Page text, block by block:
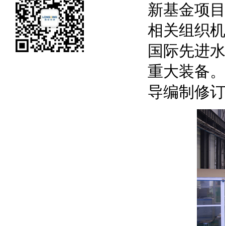
新基金项目
相关组织
国际先进
重大装备
导编制修